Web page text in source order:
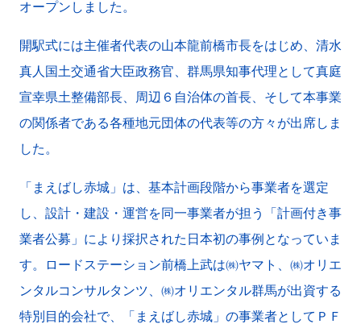
オープンしました。
開駅式には主催者代表の山本龍前橋市長をはじめ、清水
真人国土交通省大臣政務官、群馬県知事代理として真庭
宣幸県土整備部長、周辺６自治体の首長、そして本事業
の関係者である各種地元団体の代表等の方々が出席しま
した。
「まえばし赤城」は、基本計画段階から事業者を選定
し、設計・建設・運営を同一事業者が担う「計画付き事
業者公募」により採択された日本初の事例となっていま
す。ロードステーション前橋上武は㈱ヤマト、㈱オリエ
ンタルコンサルタンツ、㈱オリエンタル群馬が出資する
特別目的会社で、「まえばし赤城」の事業者としてＰＦ